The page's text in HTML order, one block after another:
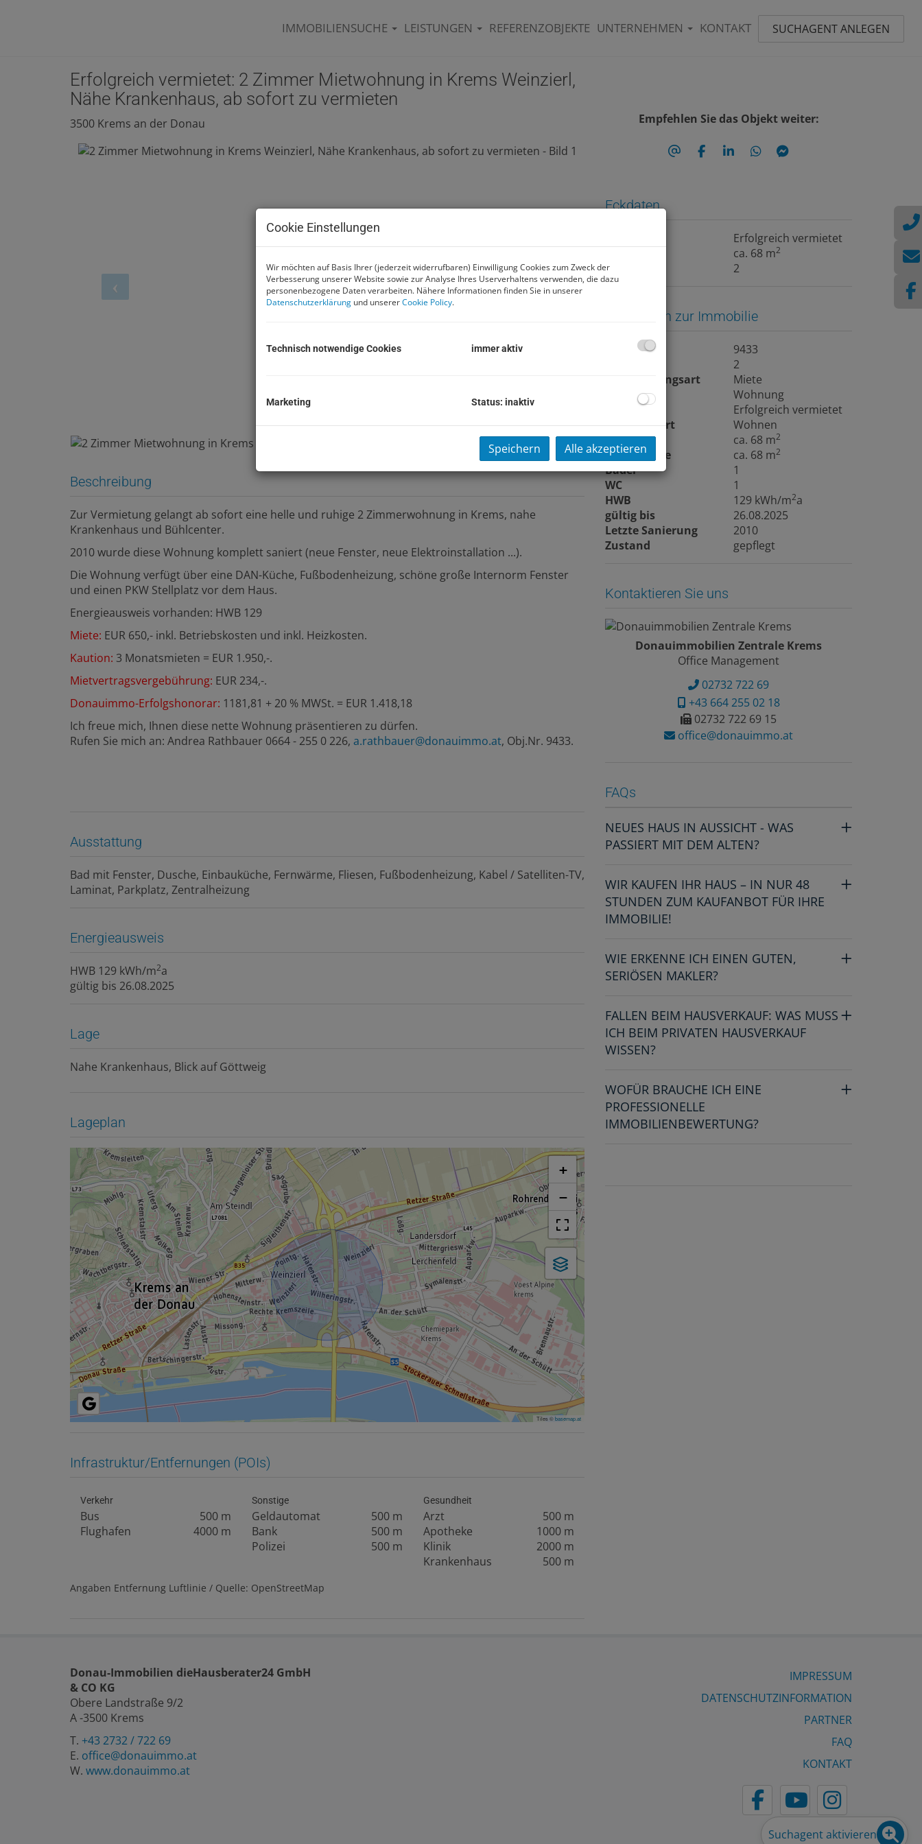
IMMOBILIENSUCHE LEISTUNGEN REFERENZOBJEKTE UNTERNEHMEN KONTAKT SUCHAGENT ANLEGEN
Erfolgreich vermietet: 2 Zimmer Mietwohnung in Krems Weinzierl,
Nähe Krankenhaus, ab sofort zu vermieten
3500 Krems an der Donau
Beschreibung
Zur Vermietung gelangt ab sofort eine helle und ruhige 2 Zimmerwohnung in Krems, nahe
Krankenhaus und Bühlcenter.
2010 wurde diese Wohnung komplett saniert (neue Fenster, neue Elektroinstallation ...).
Die Wohnung verfügt über eine DAN-Küche, Fußbodenheizung, schöne große Internorm Fenster
und einen PKW Stellplatz vor dem Haus.
Energieausweis vorhanden: HWB 129
Miete: EUR 650,- inkl. Betriebskosten und inkl. Heizkosten.
Kaution: 3 Monatsmieten = EUR 1.950,-.
Mietvertragsvergebührung: EUR 234,-.
Donauimmo-Erfolgshonorar: 1181,81 + 20 % MWSt. = EUR 1.418,18
Ich freue mich, Ihnen diese nette Wohnung präsentieren zu dürfen.
Rufen Sie mich an: Andrea Rathbauer 0664 - 255 0 226, a.rathbauer@donauimmo.at, Obj.Nr. 9433.
Ausstattung
Bad mit Fenster Dusche Einbauküche Fernwärme Fliesen Fußbodenheizung Kabel / Satelliten-TV
Laminat Parkplatz Zentralheizung
Energieausweis
HWB 129 kWh/m2a
gültig bis 26.08.2025
Lage
Nahe Krankenhaus, Blick auf Göttweig
Lageplan
+
−
Tiles ©basemap.at
Infrastruktur/Entfernungen (POIs)
Verkehr
Bus
500 m
Flughafen
4000 m
Sonstige
Geldautomat
500 m
Bank
500 m
Polizei
500 m
Gesundheit
Arzt
500 m
Apotheke
1000 m
Klinik
2000 m
Krankenhaus
500 m
Angaben Entfernung Luftlinie / Quelle: OpenStreetMap
Empfehlen Sie das Objekt weiter:
Eckdaten
Erfolgreich vermietet
ca. 68 m2
Zimmer 2
Basisdaten zur Immobilie
Objektnr.
9433
2
Vermarktungsart
Miete
Objektart
Wohnung
Erfolgreich vermietet
Nutzungsart
Wohnen
Fläche
ca. 68 m2
Wohnfläche ca. 68 m2
Bäder
1
WC
1
HWB
129 kWh/m2a
gültig bis
26.08.2025
Letzte Sanierung
2010
Zustand
gepflegt
Kontaktieren Sie uns
Donauimmobilien Zentrale Krems
Office Management
02732 722 69
+43 664 255 02 18
02732 722 69 15
office@donauimmo.at
FAQs
NEUES HAUS IN AUSSICHT - WAS
PASSIERT MIT DEM ALTEN?
WIR KAUFEN IHR HAUS – IN NUR 48
STUNDEN ZUM KAUFANBOT FÜR IHRE
IMMOBILIE!
WIE ERKENNE ICH EINEN GUTEN,
SERIÖSEN MAKLER?
FALLEN BEIM HAUSVERKAUF: WAS MUSS
ICH BEIM PRIVATEN HAUSVERKAUF
WISSEN?
WOFÜR BRAUCHE ICH EINE
PROFESSIONELLE
IMMOBILIENBEWERTUNG?
Donau-Immobilien dieHausberater24 GmbH
& CO KG
Obere Landstraße 9/2
A -3500 Krems
T. +43 2732 / 722 69
E. office@donauimmo.at
W. www.donauimmo.at
IMPRESSUM
DATENSCHUTZINFORMATION
PARTNER
FAQ
KONTAKT
Suchagent aktivieren
Cookie Einstellungen
Wir möchten auf Basis Ihrer (jederzeit widerrufbaren) Einwilligung Cookies zum Zweck der
Verbesserung unserer Website sowie zur Analyse Ihres Userverhaltens verwenden, die dazu
personenbezogene Daten verarbeiten. Nähere Informationen finden Sie in unserer
Datenschutzerklärung und unsererCookie Policy.
Technisch notwendige Cookies immer aktiv
Marketing Status: inaktiv
Speichern Alle akzeptieren